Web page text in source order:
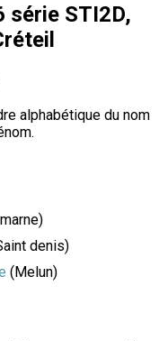
série STI2D,
alphabétique du nom
denis)
(Melun)